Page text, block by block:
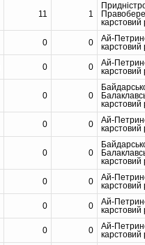
11 1
карстовий
0 0
Ай-
карстовий
0 0
Ай-
карстовий
0 0
карстовий
0 0
Ай-
карстовий
0 0
карстовий
0 0
Ай-
карстовий
0 0
Ай-
карстовий
0 0
Ай-
карстовий